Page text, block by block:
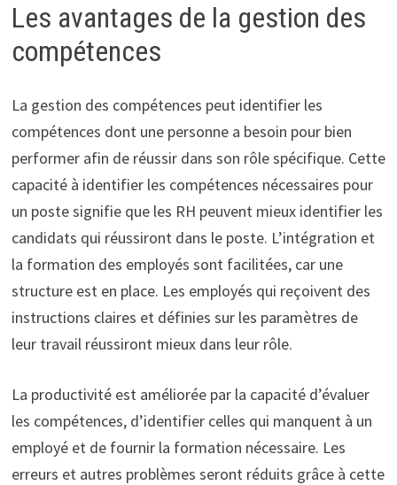
Les avantages de la gestion des
compétences
La gestion des compétences peut identifier les
compétences dont une personne a besoin pour bien
performer afin de réussir dans son rôle spécifique. Cette
capacité à identifier les compétences nécessaires pour
un poste signifie que les RH peuvent mieux identifier les
candidats qui réussiront dans le poste. L’intégration et
la formation des employés sont facilitées, car une
structure est en place. Les employés qui reçoivent des
instructions claires et définies sur les paramètres de
leur travail réussiront mieux dans leur rôle.
La productivité est améliorée par la capacité d’évaluer
les compétences, d’identifier celles qui manquent à un
employé et de fournir la formation nécessaire. Les
erreurs et autres problèmes seront réduits grâce à cette